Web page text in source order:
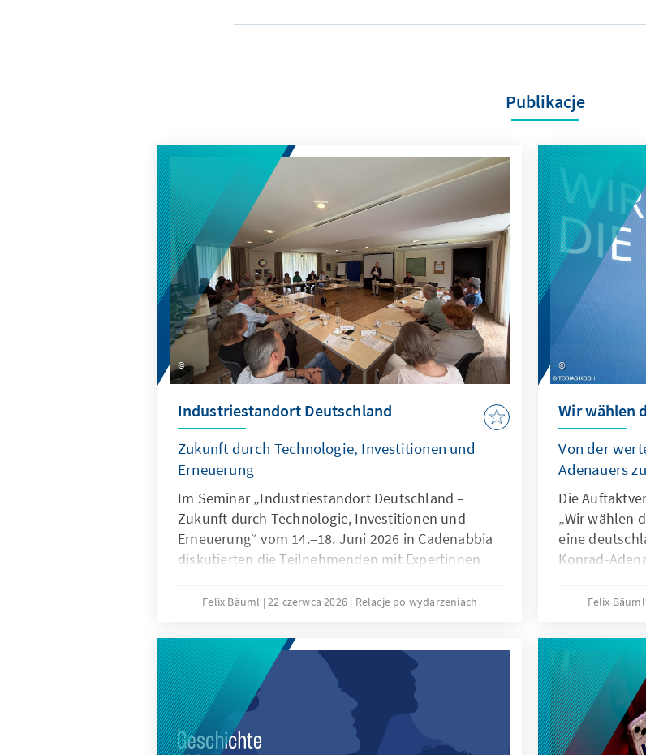
Publikacje
Industriestandort Deutschland
Zukunft durch Technologie, Investitionen und
Erneuerung
Im Seminar „Industriestandort Deutschland –
Zukunft durch Technologie, Investitionen und
Erneuerung“ vom 14.–18. Juni 2026 in Cadenabbia
diskutierten die Teilnehmenden mit Expertinnen
Industrie. Im Mittelpunkt standen die industrielle
Fachkräftesicherung sowie die internationalen
Rahmenbedingungen für wirtschaftlichen Erfolg.
Felix Bäuml 22 czerwca 2026 Relacje po wydarzeniach
Wir wählen
Von der
Adenauers
Die
„Wir wählen
eine
Konrad-
Debatten
Felix Bäuml